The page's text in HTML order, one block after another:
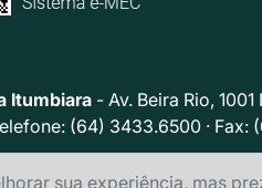
Itumbiara- Av. Beira Rio,
(64) 3433.6500 · Fax:
sua experiência, mas